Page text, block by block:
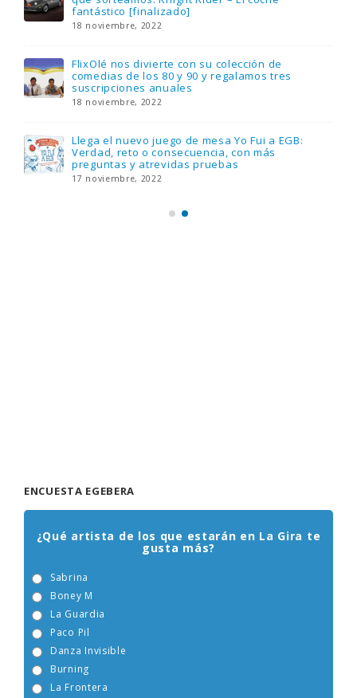
fantástico [finalizado]
18 noviembre, 2022
FlixOlé nos divierte con su colección de
comedias de los 80 y 90 y regalamos tres
suscripciones anuales
18 noviembre, 2022
Llega el nuevo juego de mesa Yo Fui a EGB:
Verdad, reto o consecuencia, con más
preguntas y atrevidas pruebas
17 noviembre, 2022
ENCUESTA EGEBERA
¿Qué artista de los que estarán en La Gira te
gusta más?
Sabrina
Boney M
La Guardia
Paco Pil
Danza Invisible
Burning
La Frontera